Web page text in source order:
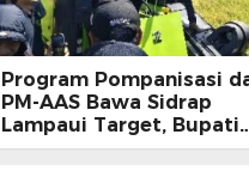
Program Pompanisasi
PM-AAS Bawa Sidrap
Lampaui Target, Bupati
Siapkan Hadiah Umrah